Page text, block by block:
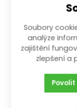
Gola
gola
2
Soubory
analýze
zajištění
zlepšení a